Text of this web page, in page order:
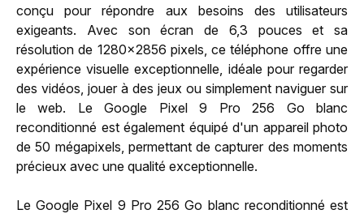
conçu pour répondre aux besoins des utilisateurs
exigeants. Avec son écran de 6,3 pouces et sa
résolution de 1280x2856 pixels, ce téléphone offre une
expérience visuelle exceptionnelle, idéale pour regarder
des vidéos, jouer à des jeux ou simplement naviguer sur
le web. Le Google Pixel 9 Pro 256 Go blanc
reconditionné est également équipé d'un appareil photo
de 50 mégapixels, permettant de capturer des moments
précieux avec une qualité exceptionnelle.
Le Google Pixel 9 Pro 256 Go blanc reconditionné est